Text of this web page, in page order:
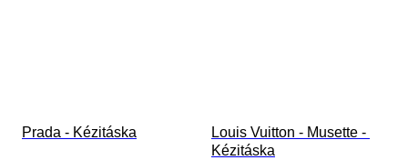
Prada - Kézitáska
Louis Vuitton - Musette -
Kézitáska